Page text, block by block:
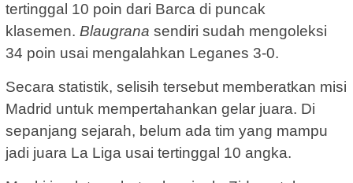
tertinggal 10 poin dari Barca di puncak
klasemen. Blaugrana sendiri sudah mengoleksi
34 poin usai mengalahkan Leganes 3-0.
Secara statistik, selisih tersebut memberatkan misi
Madrid untuk mempertahankan gelar juara. Di
sepanjang sejarah, belum ada tim yang mampu
jadi juara La Liga usai tertinggal 10 angka.